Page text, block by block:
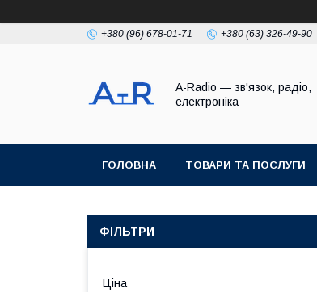
+380 (96) 678-01-71 +380 (63) 326-49-90
A-Radio — зв'язок, радіо,
електроніка
ГОЛОВНА ТОВАРИ ТА ПОСЛУГИ
ФІЛЬТРИ
Ціна